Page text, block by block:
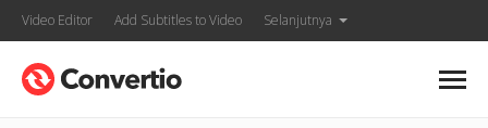
Video Editor Add Subtitles to Video Selanjutnya